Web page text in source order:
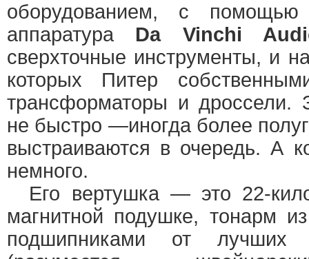
оборудованием, с помощью
аппаратура Da Vinchi
сверхточные инструменты, и
которых Питер
трансформаторы и дроссели.
не быстро —иногда более
выстраиваются в очередь. А
немного.
Его вертушка — это 22-
магнитной подушке, тонарм
подшипниками от лучших